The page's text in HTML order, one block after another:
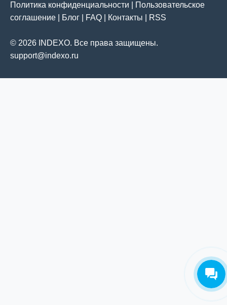
Политика конфиденциальности
Пользовательское
соглашение
Блог FAQ Контакты RSS
© 2026 INDEXO. Все права защищены.
support@indexo.ru